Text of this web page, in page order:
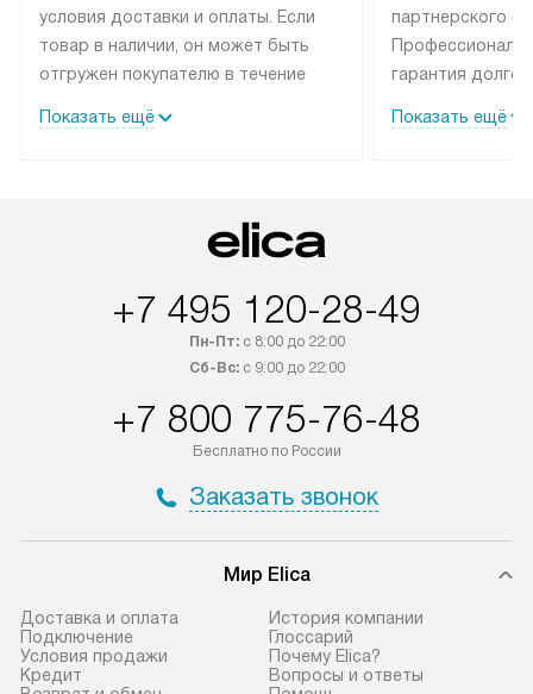
условия доставки и оплаты. Если
товар в наличии, он может быть
отгружен покупателю в течение
лейблом доставляется бесплатно
Возможна доставка товаров по
Показать ещё
партнерского
гарантия
техника со
Показать ещё
+7 495 120-28-49
Пн-Пт:с 8:00 до 22:00
Сб-Вс:с 9:00 до 22:00
+7 800 775-76-48
Бесплатно по России
Заказать звонок
Мир Elica
Доставка и оплата
Подключение
Условия продажи
Кредит
История компании
Глоссарий
Почему Elica?
Вопросы и ответы